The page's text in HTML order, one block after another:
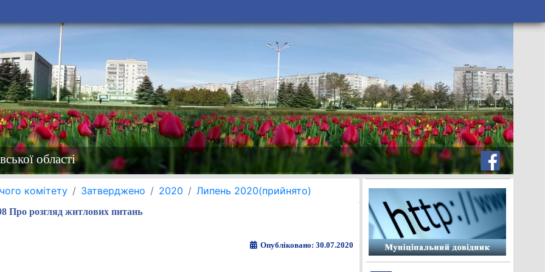
області
комітету Затверджено 2020 Липень 2020(прийнято)
Про розгляд житлових питань
Опубліковано: 30.07.2020